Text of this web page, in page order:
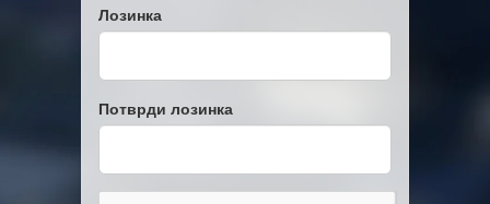
Лозинка
Потврди лозинка